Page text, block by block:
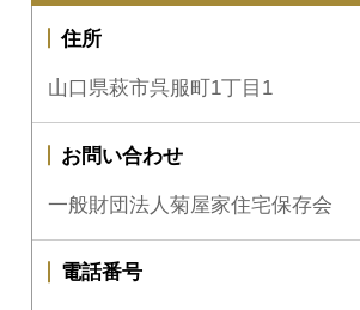
住所
山口県萩市呉服町1丁目1
お問い合わせ
一般財団法人菊屋家住宅保存会
電話番号